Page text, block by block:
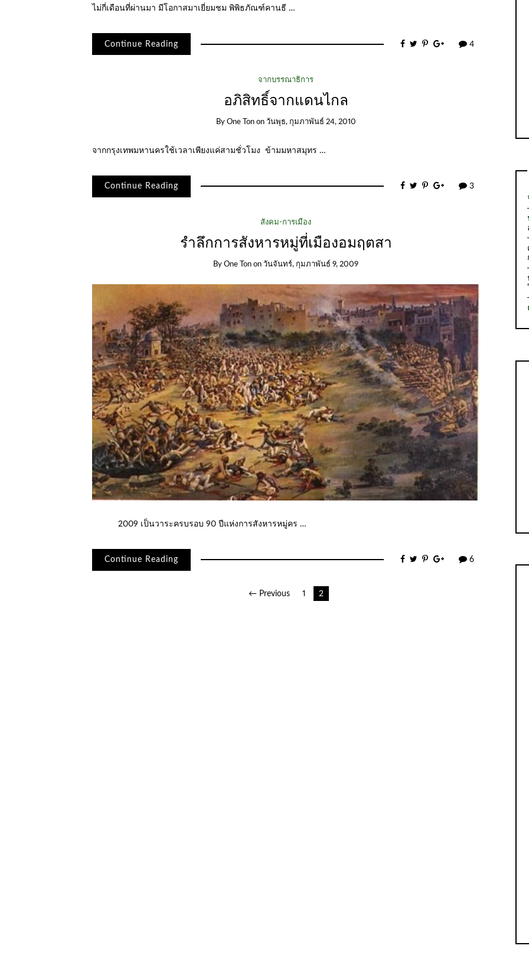
ไม่กี่เดือนที่ผ่านมา มีโอกาสมาเยี่ยมชม พิพิธภัณฑ์คานธี …
Continue Reading 4
จากบรรณาธิการ
อภิสิทธิ์จากแดนไกล
By One Ton on วันพุธ, กุมภาพันธ์ 24, 2010
จากกรุงเทพมหานครใช้เวลาเพียงแค่สามชั่วโมง ข้ามมหาสมุทร …
Continue Reading 3
สังคม-การเมือง
รำลึกการสังหารหมู่ที่เมืองอมฤตสา
ByOne Ton onวันจันทร์, กุมภาพันธ์ 9, 2009
2009 เป็นวาระครบรอบ 90 ปีแห่งการสังหารหมู่คร …
Continue Reading 6
← Previous 1 2